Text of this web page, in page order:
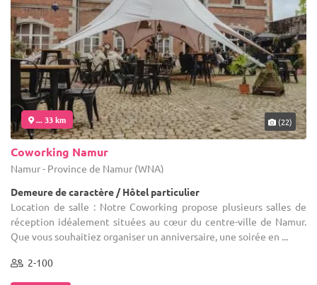
... 33 km (22)
Coworking Namur
Namur - Province de Namur (WNA)
Demeure de caractère / Hôtel particulier
Location de salle : Notre Coworking propose plusieurs salles de
réception idéalement situées au cœur du centre-ville de Namur.
Que vous souhaitiez organiser un anniversaire, une soirée en ...
2-100